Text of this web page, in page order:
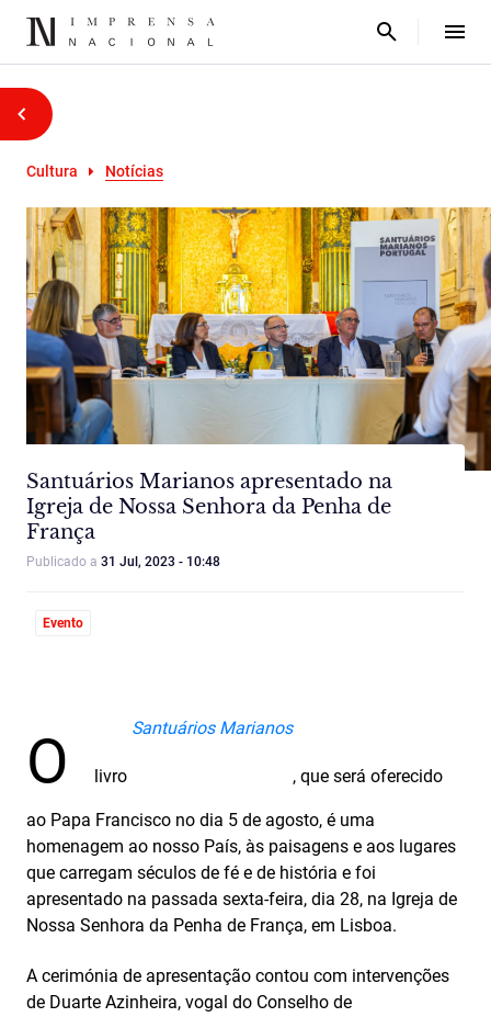
Cultura Notícias
Santuários Marianos apresentado na
Igreja de Nossa Senhora da Penha de
França
Publicado a 31 Jul, 2023 - 10:48
Evento
O livro
Santuários Marianos
, que será oferecido
ao Papa Francisco no dia 5 de agosto, é uma
homenagem ao nosso País, às paisagens e aos lugares
que carregam séculos de fé e de história e foi
apresentado na passada sexta-feira, dia 28, na Igreja de
Nossa Senhora da Penha de França, em Lisboa.
A cerimónia de apresentação contou com intervenções
de Duarte Azinheira, vogal do Conselho de